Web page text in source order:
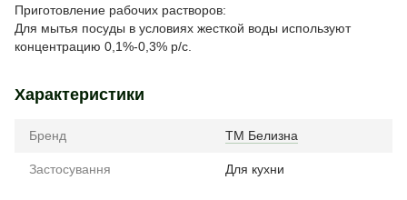
Приготовление рабочих растворов:
Для мытья посуды в условиях жесткой воды используют
концентрацию 0,1%-0,3% р/с.
Характеристики
Бренд ТМ Белизна
Застосування Для кухни